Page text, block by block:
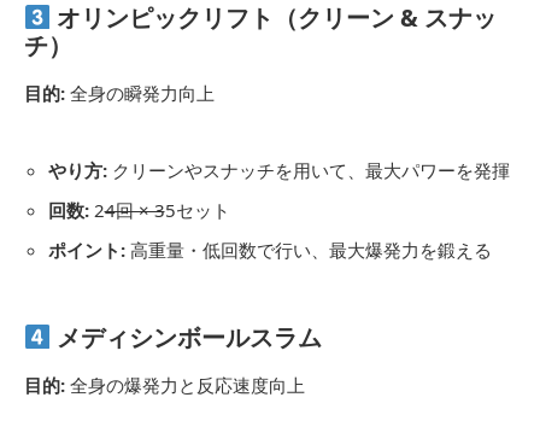
オリンピックリフト（クリーン & スナッ
チ）
目的: 全身の瞬発力向上
やり方:クリーンやスナッチを用いて、最大パワーを発揮
回数:24回 × 35セット
ポイント:高重量・低回数で行い、最大爆発力を鍛える
メディシンボールスラム
目的: 全身の爆発力と反応速度向上